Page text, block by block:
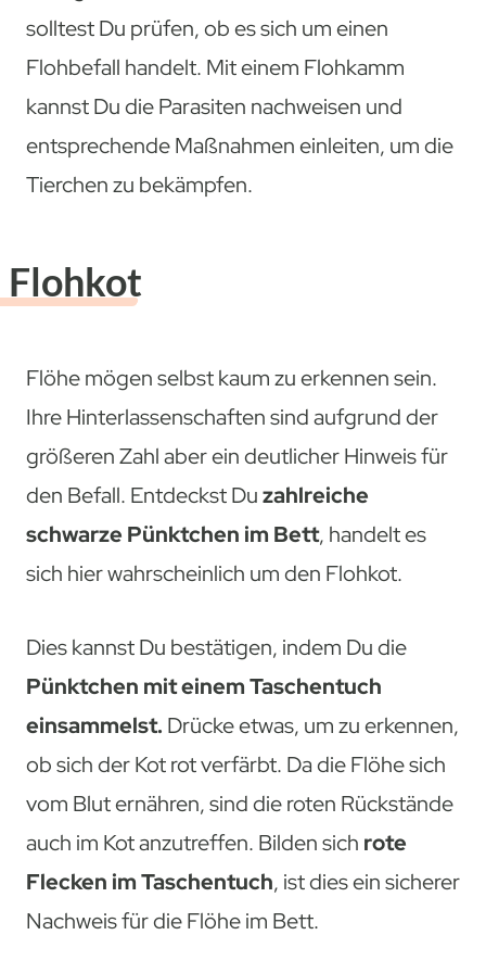
solltest Du prüfen, ob es sich um einen
Flohbefall handelt. Mit einem Flohkamm
kannst Du die Parasiten nachweisen und
entsprechende Maßnahmen einleiten, um die
Tierchen zu bekämpfen.
Flohkot
Flöhe mögen selbst kaum zu erkennen sein.
Ihre Hinterlassenschaften sind aufgrund der
größeren Zahl aber ein deutlicher Hinweis für
den Befall. Entdeckst Duzahlreiche
schwarze Pünktchen im Bett, handelt es
sich hier wahrscheinlich um den Flohkot.
Dies kannst Du bestätigen, indem Du die
Pünktchen mit einem Taschentuch
einsammelst. Drücke etwas, um zu erkennen,
ob sich der Kot rot verfärbt. Da die Flöhe sich
vom Blut ernähren, sind die roten Rückstände
auch im Kot anzutreffen. Bilden sich rote
Flecken im Taschentuch, ist dies ein sicherer
Nachweis für die Flöhe im Bett.